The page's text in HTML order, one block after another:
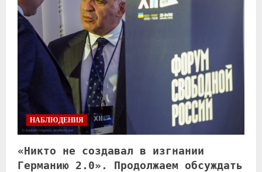
НАБЛЮДЕНИЯ
«Никто не создавал в изгнании
Германию 2.0». Продолжаем обсуждать